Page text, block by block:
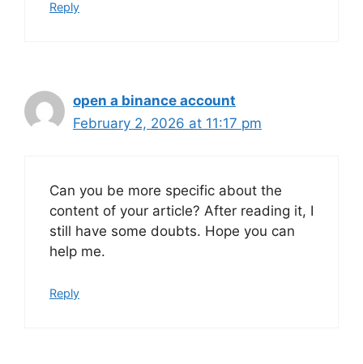
Reply
open a binance account
February 2, 2026 at 11:17 pm
Can you be more specific about the
content of your article? After reading it, I
still have some doubts. Hope you can
help me.
Reply